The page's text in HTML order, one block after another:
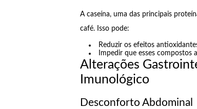
A caseína, uma das principais
café. Isso pode:
Reduzir os efeitos
Impedir que esses
Alterações
Imunológico
Desconforto Abdominal